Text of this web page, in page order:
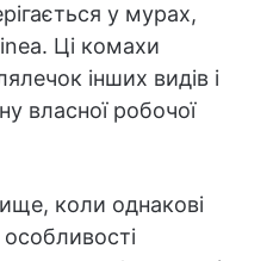
у мурах,
Ці комахи
інших видів і
власної робочої
коли однакові
особливості